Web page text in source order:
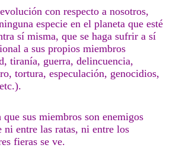
con respecto a nosotros,
especie en el planeta que esté
sí misma, que se haga sufrir a sí
a sus propios miembros
tiranía, guerra, delincuencia,
tortura, especulación, genocidios,
sus miembros son enemigos
ni entre las ratas, ni entre los
fieras se ve.